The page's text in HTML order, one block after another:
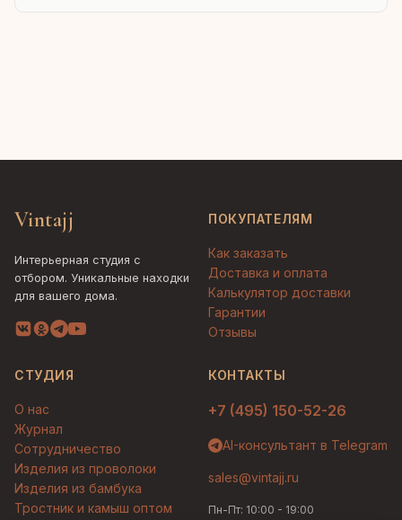
Vintajj
Интерьерная студия с
отбором. Уникальные находки
для вашего дома.
ПОКУПАТЕЛЯМ
Как заказать
Доставка и оплата
Калькулятор доставки
Гарантии
Отзывы
СТУДИЯ
О нас
Журнал
Сотрудничество
Изделия из проволоки
Изделия из бамбука
Тростник и камыш оптом
КОНТАКТЫ
+7 (495) 150-52-26
AI-консультант в Telegram
sales@vintajj.ru
Пн-Пт: 10:00 - 19:00